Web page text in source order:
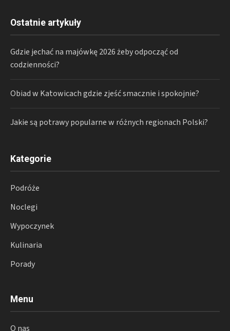
Ostatnie artykuły
Gdzie jechać na majówkę 2026 żeby odpocząć od
codzienności?
Obiad w Katowicach gdzie zjeść smacznie i spokojnie?
Jakie są potrawy popularne w różnych regionach Polski?
Kategorie
Podróże
Noclegi
Wypoczynek
Kulinaria
Porady
Menu
O nas